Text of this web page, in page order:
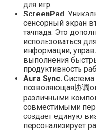
для игр.
ScreenPad.
сенсорный экран
тачпада. Это
использоваться
информации,
выполнения
продуктивность
Aura Sync. Система
позволяющая协调
различными
совместимыми
создает единую
персонализирует